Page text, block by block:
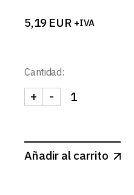
5,19 EUR +IVA
Cantidad:
SPOTMINI
-
+
Añadir al carrito